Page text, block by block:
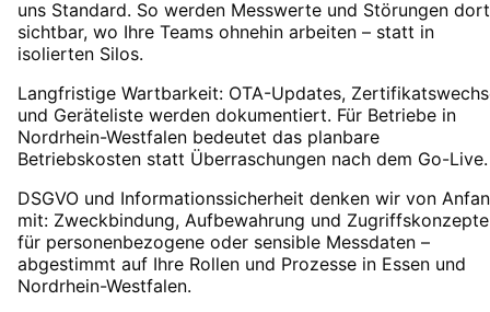
uns Standard. So werden Messwerte und Störungen dort
sichtbar, wo Ihre Teams ohnehin arbeiten – statt in
isolierten Silos.
Langfristige Wartbarkeit: OTA-Updates,
und Geräteliste werden dokumentiert. Für Betriebe in
Nordrhein-Westfalen bedeutet das planbare
Betriebskosten statt Überraschungen nach dem Go-Live.
DSGVO und Informationssicherheit denken wir von
mit: Zweckbindung, Aufbewahrung und Zugriffskonzepte
für personenbezogene oder sensible Messdaten –
abgestimmt auf Ihre Rollen und Prozesse in Essen und
Nordrhein-Westfalen.